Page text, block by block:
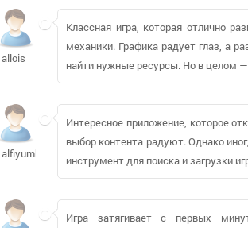
allois
Классная игра, которая отлично
механики. Графика радует глаз, а
найти нужные ресурсы. Но в целом
alfiyumba
Интересное приложение, которое
выбор контента радуют. Однако
инструмент для поиска и загрузки
Игра затягивает с первых